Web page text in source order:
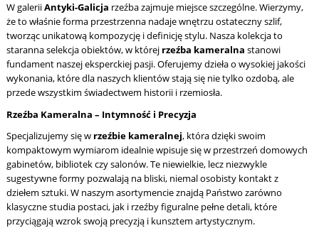
W galeriiAntyki-Galicja rzeźba zajmuje miejsce szczególne. Wierzymy,
że to właśnie forma przestrzenna nadaje wnętrzu ostateczny szlif,
tworząc unikatową kompozycję i definicję stylu. Nasza kolekcja to
staranna selekcja obiektów, w której rzeźba kameralna stanowi
fundament naszej eksperckiej pasji. Oferujemy dzieła o wysokiej jakości
wykonania, które dla naszych klientów stają się nie tylko ozdobą, ale
przede wszystkim świadectwem historii i rzemiosła.
Rzeźba Kameralna – Intymność i Precyzja
Specjalizujemy się w rzeźbie kameralnej, która dzięki swoim
kompaktowym wymiarom idealnie wpisuje się w przestrzeń domowych
gabinetów, bibliotek czy salonów. Te niewielkie, lecz niezwykle
sugestywne formy pozwalają na bliski, niemal osobisty kontakt z
dziełem sztuki. W naszym asortymencie znajdą Państwo zarówno
klasyczne studia postaci, jak i rzeźby figuralne pełne detali, które
przyciągają wzrok swoją precyzją i kunsztem artystycznym.